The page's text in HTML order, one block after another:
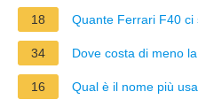
18 Quante Ferrari F40 ci
34 Dove costa di meno
16 Qual è il nome più